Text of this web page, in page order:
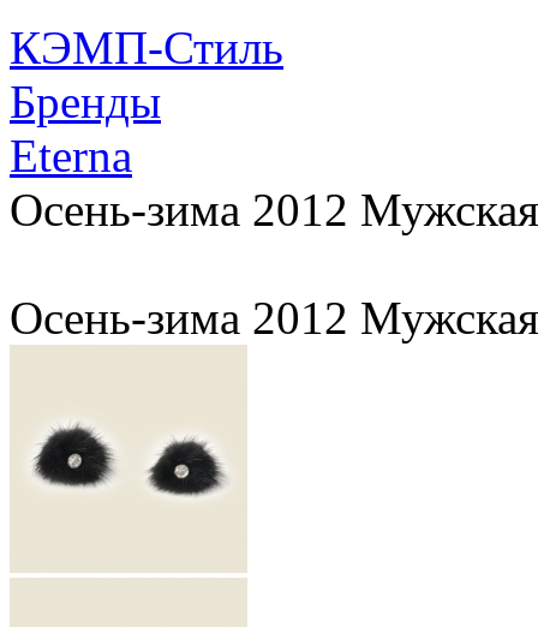
КЭМП-Стиль
Бренды
Eterna
Осень-зима 2012
Осень-зима 2012